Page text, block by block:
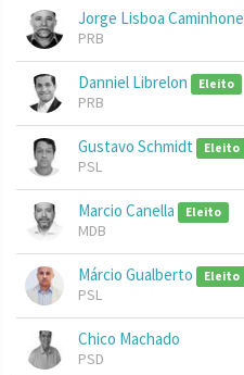
Jorge Lisboa
PRB
Danniel Librelon Eleito
PRB
Gustavo Schmidt Eleito
PSL
Marcio Canella Eleito
MDB
Márcio Gualberto Eleito
PSL
Chico Machado
PSD